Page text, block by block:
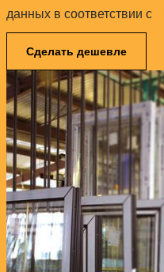
данных в соответствии с